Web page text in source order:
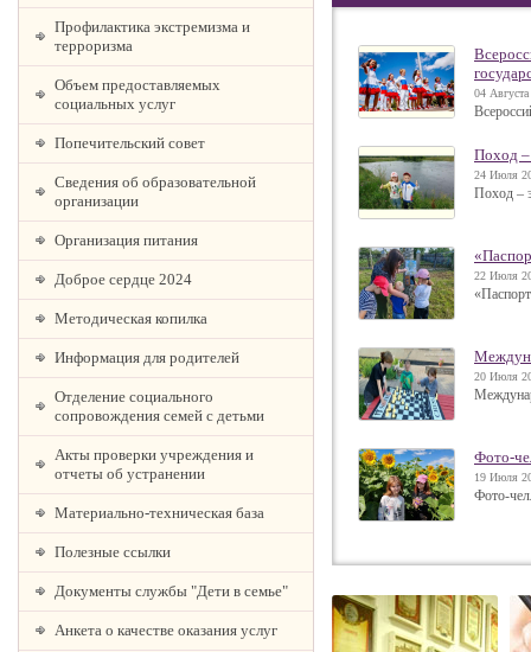
Профилактика экстремизма и
терроризма
Объем предоставляемых
социальных услуг
Попечительский совет
Сведения об образовательной
организации
Организация питания
Доброе сердце 2024
Методическая копилка
Информация для родителей
Отделение социального
сопровождения семей с детьми
Акты проверки учреждения и
отчеты об устранении
Материально-техническая база
Полезные ссылки
Документы службы "Дети в семье"
Анкета о качестве оказания услуг
04
Поход –
24 Июля
Поход –
22 Июля
20 Июля
Фото-
19 Июля
Фото-